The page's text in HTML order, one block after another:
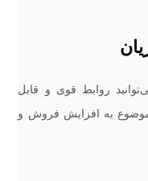
روابط قوی و قابل
موضوع به افزایش فروش و